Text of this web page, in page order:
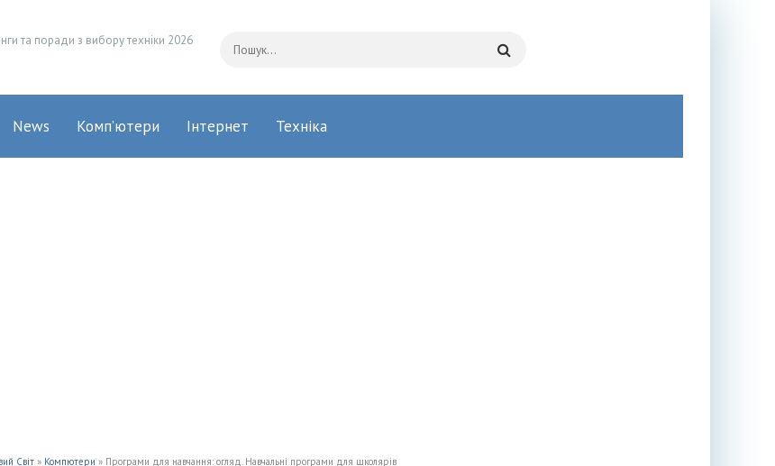
та поради з вибору техніки 2026
News Комп’ютери Інтернет Техніка
Світ » Компютери » Програми для навчання: огляд. Навчальні програми для школярів